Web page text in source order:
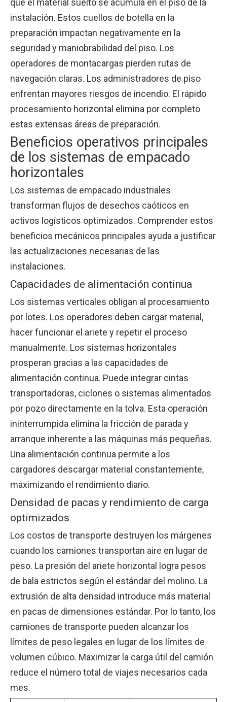
instalación. Estos cuellos de botella en la
preparación impactan negativamente en la
seguridad y maniobrabilidad del piso. Los
operadores de montacargas pierden rutas de
navegación claras. Los administradores de piso
enfrentan mayores riesgos de incendio. El rápido
procesamiento horizontal elimina por completo
estas extensas áreas de preparación.
Beneficios operativos principales
de los sistemas de empacado
horizontales
Los sistemas de empacado industriales
transforman flujos de desechos caóticos en
activos logísticos optimizados. Comprender estos
beneficios mecánicos principales ayuda a justificar
las actualizaciones necesarias de las
instalaciones.
Capacidades de alimentación continua
Los sistemas verticales obligan al procesamiento
por lotes. Los operadores deben cargar material,
hacer funcionar el ariete y repetir el proceso
manualmente. Los sistemas horizontales
prosperan gracias a las capacidades de
alimentación continua. Puede integrar cintas
transportadoras, ciclones o sistemas alimentados
por pozo directamente en la tolva. Esta operación
ininterrumpida elimina la fricción de parada y
arranque inherente a las máquinas más pequeñas.
Una alimentación continua permite a los
cargadores descargar material constantemente,
maximizando el rendimiento diario.
Densidad de pacas y rendimiento de carga
optimizados
Los costos de transporte destruyen los márgenes
cuando los camiones transportan aire en lugar de
peso. La presión del ariete horizontal logra pesos
de bala estrictos según el estándar del molino. La
extrusión de alta densidad introduce más material
en pacas de dimensiones estándar. Por lo tanto, los
camiones de transporte pueden alcanzar los
límites de peso legales en lugar de los límites de
volumen cúbico. Maximizar la carga útil del camión
reduce el número total de viajes necesarios cada
mes.